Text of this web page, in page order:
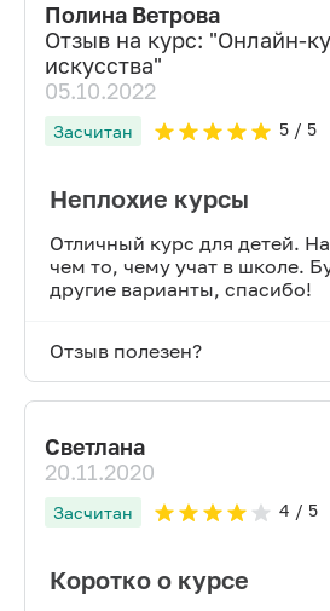
Полина Ветрова
Отзыв на курс: "Онлайн-
искусства"
05.10.2022
Засчитан 5/ 5
Неплохие курсы
Отличный курс для детей.
чем то, чему учат в школе.
другие варианты, спасибо!
Отзыв полезен?
Светлана
20.11.2020
Засчитан 4 / 5
Коротко о курсе